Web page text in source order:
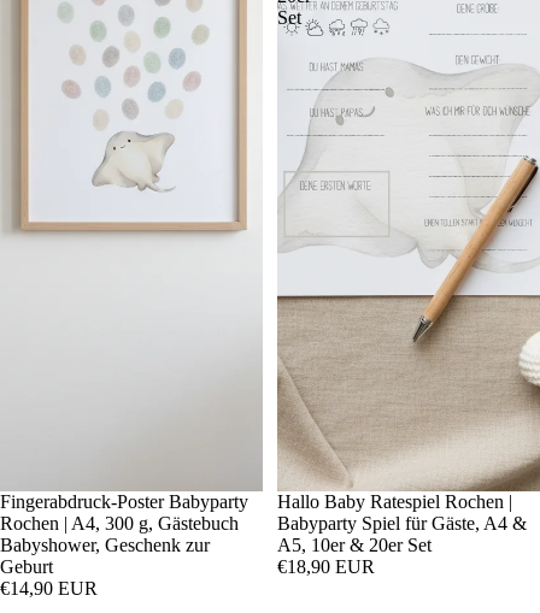
Fingerabdruck-Poster Babyparty
Rochen | A4, 300 g, Gästebuch
Babyshower, Geschenk zur
Geburt
€14,90 EUR
Set
Hallo Baby Ratespiel Rochen |
Babyparty Spiel für Gäste, A4 &
A5, 10er & 20er Set
€18,90 EUR